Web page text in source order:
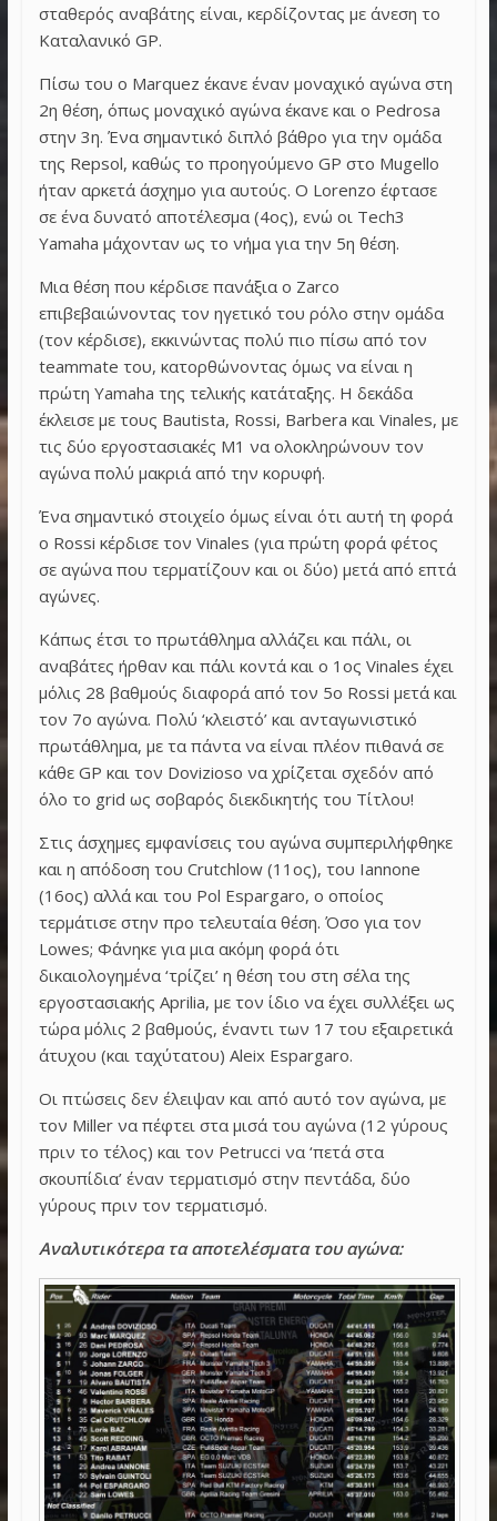
σταθερός αναβάτης είναι, κερδίζοντας με άνεση το
Καταλανικό GP.
Πίσω του ο Marquez έκανε έναν μοναχικό αγώνα στη
2η θέση, όπως μοναχικό αγώνα έκανε και ο Pedrosa
στην 3η. Ένα σημαντικό διπλό βάθρο για την ομάδα
της Repsol, καθώς το προηγούμενο GP στο Mugello
ήταν αρκετά άσχημο για αυτούς. Ο Lorenzo έφτασε
σε ένα δυνατό αποτέλεσμα (4ος), ενώ οι Tech3
Yamaha μάχονταν ως το νήμα για την 5η θέση.
Μια θέση που κέρδισε πανάξια ο Zarco
επιβεβαιώνοντας τον ηγετικό του ρόλο στην ομάδα
(τον κέρδισε), εκκινώντας πολύ πιο πίσω από τον
teammate του, κατορθώνοντας όμως να είναι η
πρώτη Yamaha της τελικής κατάταξης. Η δεκάδα
έκλεισε με τους Bautista, Rossi, Barbera και Vinales, με
τις δύο εργοστασιακές M1 να ολοκληρώνουν τον
αγώνα πολύ μακριά από την κορυφή.
Ένα σημαντικό στοιχείο όμως είναι ότι αυτή τη φορά
ο Rossi κέρδισε τον Vinales (για πρώτη φορά φέτος
σε αγώνα που τερματίζουν και οι δύο) μετά από επτά
αγώνες.
Κάπως έτσι το πρωτάθλημα αλλάζει και πάλι, οι
αναβάτες ήρθαν και πάλι κοντά και ο 1ος Vinales έχει
μόλις 28 βαθμούς διαφορά από τον 5ο Rossi μετά και
τον 7ο αγώνα. Πολύ ‘κλειστό’ και ανταγωνιστικό
πρωτάθλημα, με τα πάντα να είναι πλέον πιθανά σε
κάθε GP και τον Dovizioso να χρίζεται σχεδόν από
όλο το grid ως σοβαρός διεκδικητής του Τίτλου!
Στις άσχημες εμφανίσεις του αγώνα συμπεριλήφθηκε
και η απόδοση του Crutchlow (11ος), του Iannone
(16ος) αλλά και του Pol Espargaro, ο οποίος
τερμάτισε στην προ τελευταία θέση. Όσο για τον
Lowes; Φάνηκε για μια ακόμη φορά ότι
δικαιολογημένα ‘τρίζει’ η θέση του στη σέλα της
εργοστασιακής Aprilia, με τον ίδιο να έχει συλλέξει ως
τώρα μόλις 2 βαθμούς, έναντι των 17 του εξαιρετικά
άτυχου (και ταχύτατου) Aleix Espargaro.
Οι πτώσεις δεν έλειψαν και από αυτό τον αγώνα, με
τον Miller να πέφτει στα μισά του αγώνα (12 γύρους
πριν το τέλος) και τον Petrucci να ‘πετά στα
σκουπίδια’ έναν τερματισμό στην πεντάδα, δύο
γύρους πριν τον τερματισμό.
Αναλυτικότερα τα αποτελέσματα του αγώνα: